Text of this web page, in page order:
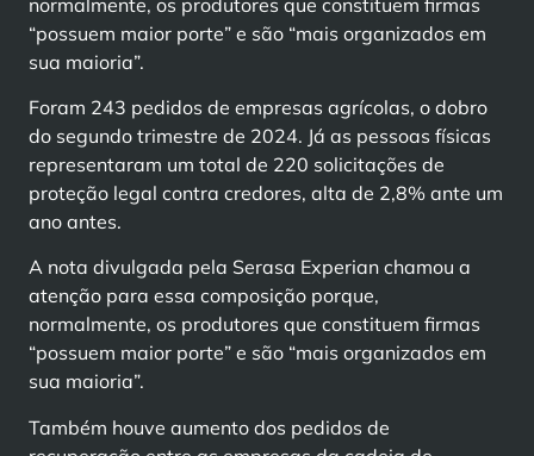
“possuem maior porte” e são “mais organizados em
sua maioria”.
Foram 243 pedidos de empresas agrícolas, o dobro
do segundo trimestre de 2024. Já as pessoas físicas
representaram um total de 220 solicitações de
proteção legal contra credores, alta de 2,8% ante um
ano antes.
A nota divulgada pela Serasa Experian chamou a
atenção para essa composição porque,
normalmente, os produtores que constituem firmas
“possuem maior porte” e são “mais organizados em
sua maioria”.
Também houve aumento dos pedidos de